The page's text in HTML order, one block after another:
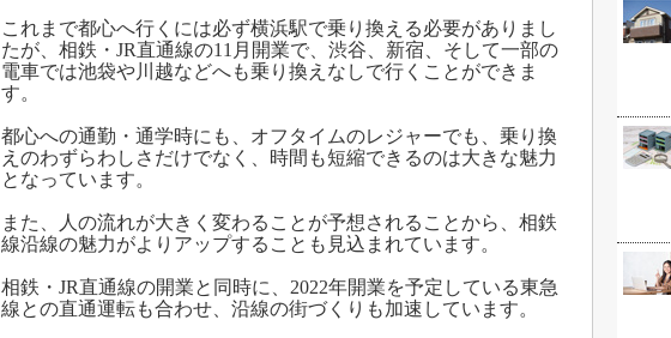
これまで都心へ行くには必ず横浜駅で乗り換える必要がありまし
たが、相鉄・JR直通線の11月開業で、渋谷、新宿、そして一部の
電車では池袋や川越などへも乗り換えなしで行くことができま
す。
都心への通勤・通学時にも、オフタイムのレジャーでも、乗り換
えのわずらわしさだけでなく、時間も短縮できるのは大きな魅力
となっています。
また、人の流れが大きく変わることが予想されることから、相鉄
線沿線の魅力がよりアップすることも見込まれています。
相鉄・JR直通線の開業と同時に、2022年開業を予定している東急
線との直通運転も合わせ、沿線の街づくりも加速しています。